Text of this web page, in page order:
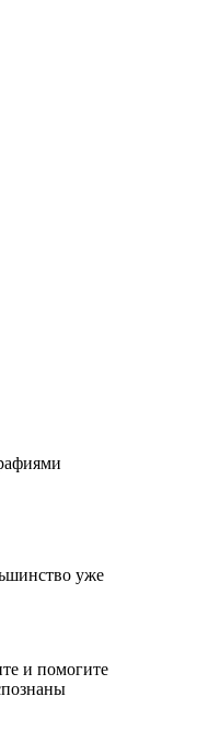
уже
и помогите